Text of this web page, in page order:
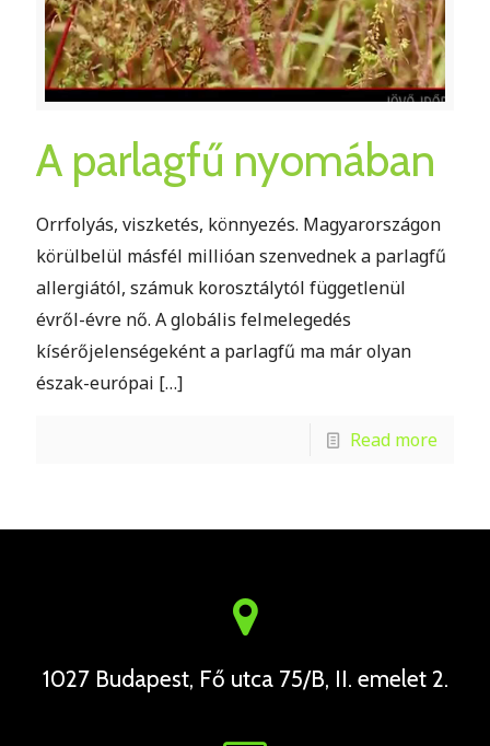
A parlagfű nyomában
Orrfolyás, viszketés, könnyezés. Magyarországon
körülbelül másfél millióan szenvednek a parlagfű
allergiától, számuk korosztálytól függetlenül
évről-évre nő. A globális felmelegedés
kísérőjelenségeként a parlagfű ma már olyan
észak-európai […]
Read more
1027 Budapest, Fő utca 75/B, II. emelet 2.